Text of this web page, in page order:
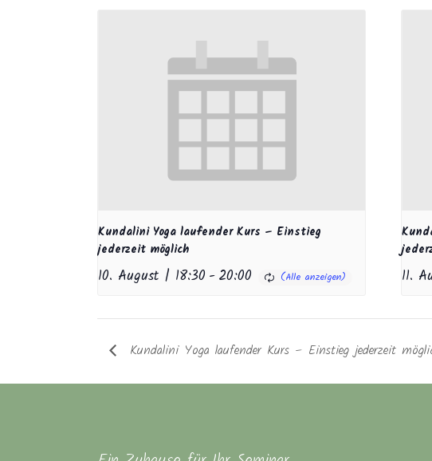
Kundalini Yoga laufender Kurs – Einstieg
jederzeit möglich
10. August | 18:30 -20:00 11.
Kundalini Yoga laufender Kurs – Einstieg jederzeit